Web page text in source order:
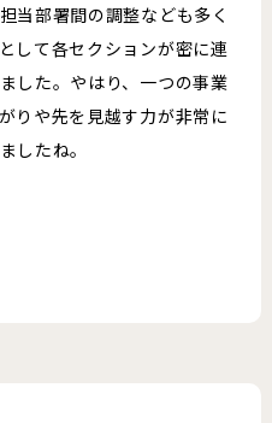
当部署間の調整なども多く
して各セクションが密に連
した。やはり、一つの事業
りや先を見越す力が非常に
したね。